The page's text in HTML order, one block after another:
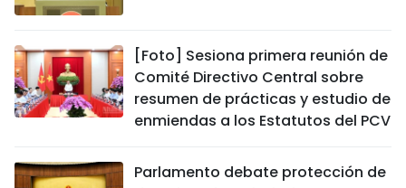
[Foto] Sesiona primera reunión de
Comité Directivo Central sobre
resumen de prácticas y estudio de
enmiendas a los Estatutos del PCV
Parlamento debate protección de